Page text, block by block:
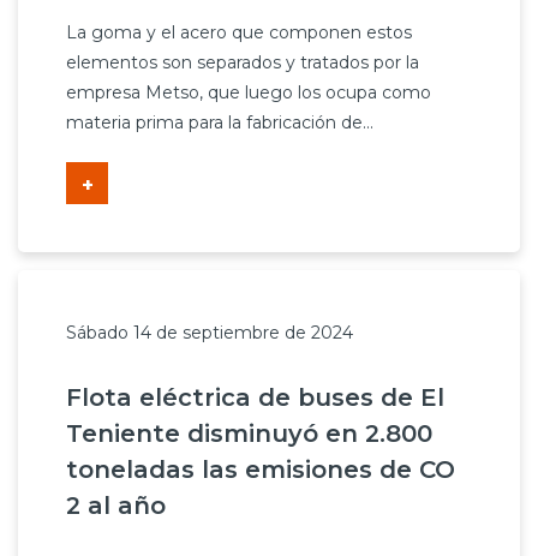
La goma y el acero que componen estos
elementos son separados y tratados por la
empresa Metso, que luego los ocupa como
materia prima para la fabricación de...
+
Sábado 14 de septiembre de 2024
Flota eléctrica de buses de El
Teniente disminuyó en 2.800
toneladas las emisiones de CO
2 al año